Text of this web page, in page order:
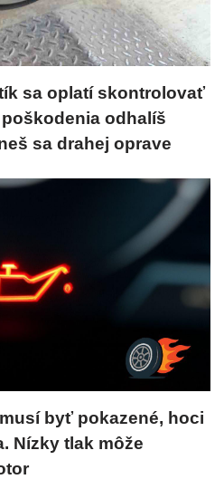
sa oplatí skontrolovať
odhalíš
sa drahej oprave
byť pokazené, hoci
Nízky tlak môže